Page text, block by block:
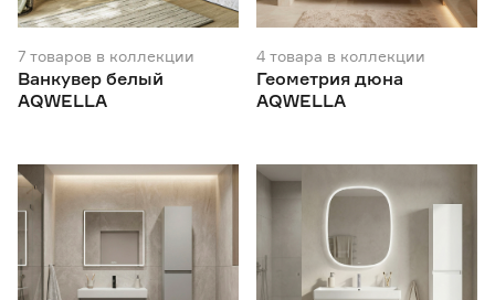
7 товаров в коллекции
Ванкувер белый
AQWELLA
4 товара в коллекции
Геометрия дюна
AQWELLA